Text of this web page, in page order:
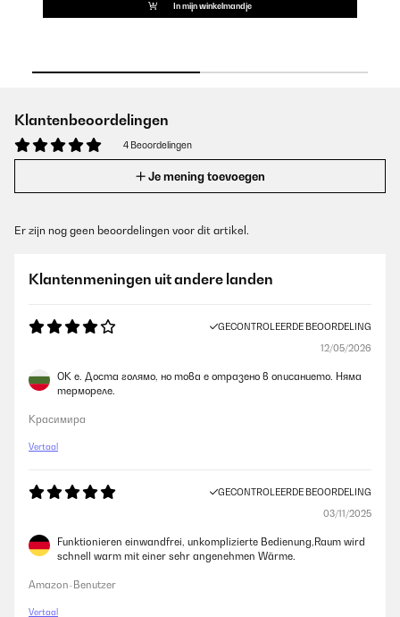
In mijn winkelmandje
Klantenbeoordelingen
4 Beoordelingen
Je mening toevoegen
Er zijn nog geen beoordelingen voor dit artikel.
Klantenmeningen uit andere landen
GECONTROLEERDE BEOORDELING
12/05/2026
ОК е. Доста голямо, но това е отразено в описанието. Няма
термореле.
Красимира
Vertaal
GECONTROLEERDE BEOORDELING
03/11/2025
Funktionieren einwandfrei, unkomplizierte Bedienung,Raum wird
schnell warm mit einer sehr angenehmen Wärme.
Amazon-Benutzer
Vertaal